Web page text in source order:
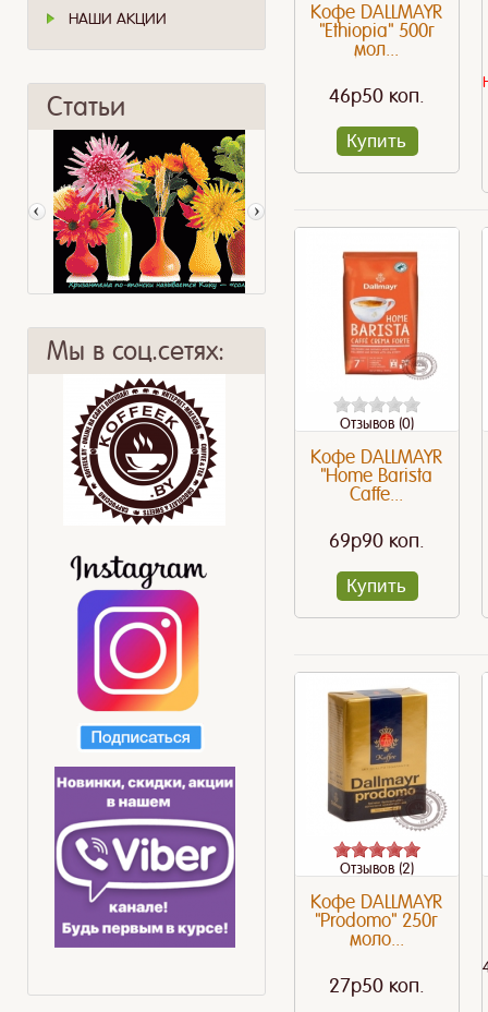
НАШИ АКЦИИ
Статьи
Хризантема
Мы в соц.сетях:
Кофе DALLMAYR
"Ethiopia" 500г
мол...
46p50 коп.
Купить
Отзывов (0)
Кофе DALLMAYR
"Home Barista
Caffe...
69p90 коп.
Купить
Отзывов (2)
Кофе DALLMAYR
"Prodomo" 250г
моло...
27p50 коп.